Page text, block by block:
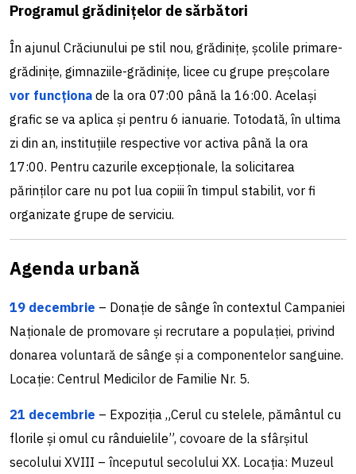
Programul grădinițelor de sărbători
În ajunul Crăciunului pe stil nou, grădinițe, școlile primare-
grădinițe, gimnaziile-grădinițe, licee cu grupe preșcolare
vor funcționa de la ora 07:00 până la 16:00. Același
grafic se va aplica și pentru 6 ianuarie. Totodată, în ultima
zi din an, instituțiile respective vor activa până la ora
17:00. Pentru cazurile excepționale, la solicitarea
părinților care nu pot lua copiii în timpul stabilit, vor fi
organizate grupe de serviciu.
Agenda urbană
19 decembrie – Donație de sânge în contextul Campaniei
Naționale de promovare și recrutare a populației, privind
donarea voluntară de sânge și a componentelor sanguine.
Locație: Centrul Medicilor de Familie Nr. 5.
21 decembrie – Expoziția „Cerul cu stelele, pământul cu
florile și omul cu rânduielile”, covoare de la sfârșitul
secolului XVIII – începutul secolului XX. Locația: Muzeul